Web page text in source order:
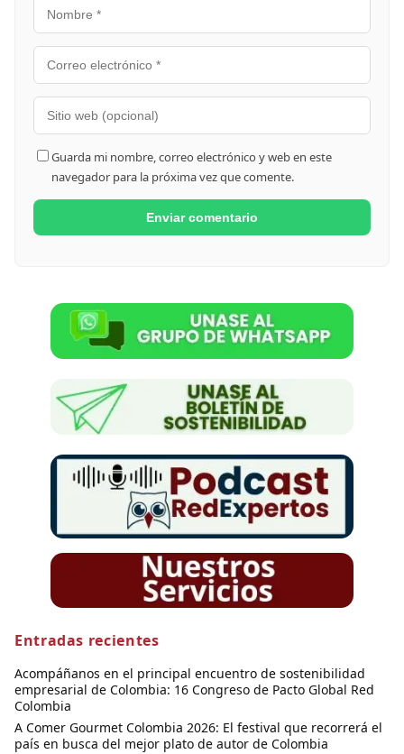
Guarda mi nombre, correo electrónico y web en este
navegador para la próxima vez que comente.
Entradas recientes
Acompáñanos en el principal encuentro de sostenibilidad
empresarial de Colombia: 16 Congreso de Pacto Global Red
Colombia
A Comer Gourmet Colombia 2026: El festival que recorrerá el
país en busca del mejor plato de autor de Colombia